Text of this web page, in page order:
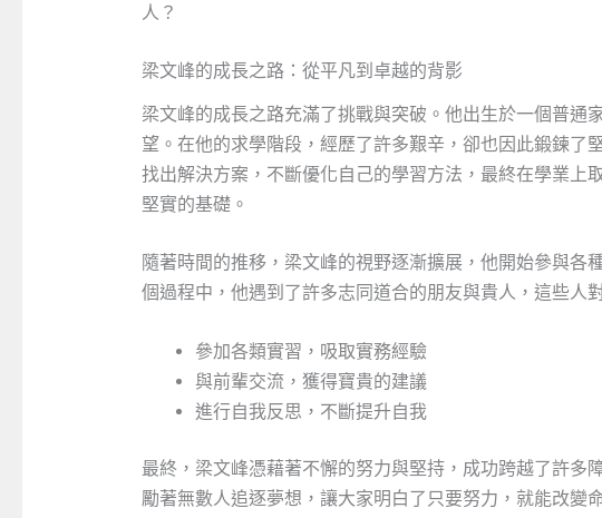
人？
梁文峰的成長之路：從平凡到卓越的背影
梁文峰的成長之路充滿了挑戰與突破。他出生於一個普通
望。在他的求學階段，經歷了許多艱辛，卻也因此鍛鍊了
找出解決方案，不斷優化自己的學習方法，最終在學業上
堅實的基礎。
隨著時間的推移，梁文峰的視野逐漸擴展，他開始參與各
個過程中，他遇到了許多志同道合的朋友與貴人，這些人
參加各類實習，吸取實務經驗
與前輩交流，獲得寶貴的建議
進行自我反思，不斷提升自我
最終，梁文峰憑藉著不懈的努力與堅持，成功跨越了許多
勵著無數人追逐夢想，讓大家明白了只要努力，就能改變